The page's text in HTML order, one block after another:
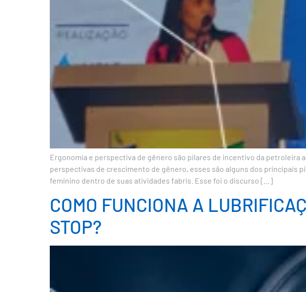
Ergonomia e perspectiva de gênero são pilares de incentivo da
perspectivas de crescimento de gênero, esses são alguns dos principais
feminino dentro de suas atividades fabris. Esse foi o discurso […]
COMO FUNCIONA A
STOP?